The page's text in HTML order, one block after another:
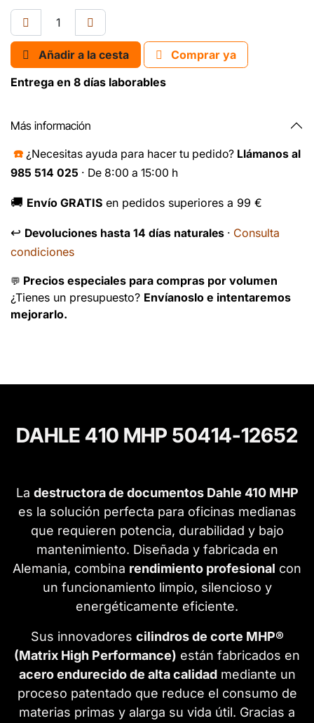
Añadir a la cesta
Comprar ya
Entrega en 8 días laborables
Más información
☎️ ¿Necesitas ayuda para hacer tu pedido? Llámanos al
985 514 025 · De 8:00 a 15:00 h
🚚 Envío GRATIS en pedidos superiores a 99 €
↩️ Devoluciones hasta 14 días naturales · Consulta
condiciones
💬 Precios especiales para compras por volumen
¿Tienes un presupuesto? Envíanoslo e intentaremos
mejorarlo.
DAHLE 410 MHP 50414-12652
La destructora de documentos Dahle 410 MHP
es la solución perfecta para oficinas medianas
que requieren potencia, durabilidad y bajo
mantenimiento. Diseñada y fabricada en
Alemania, combina rendimiento profesional con
un funcionamiento limpio, silencioso y
energéticamente eficiente.
Sus innovadores cilindros de corte MHP®
(Matrix High Performance) están fabricados en
acero endurecido de alta calidadmediante un
proceso patentado que reduce el consumo de
materias primas y alarga su vida útil. Gracias a